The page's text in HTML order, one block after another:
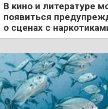
В кино и литературе
появиться
о сценах с